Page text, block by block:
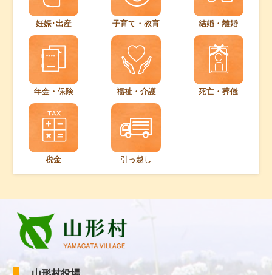
妊娠･出産 子育て・教育 結婚・離婚
年金・保険 福祉・介護 死亡・葬儀
税金 引っ越し